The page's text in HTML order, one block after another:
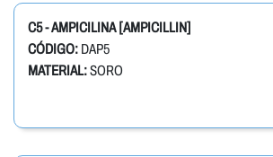
C5 - AMPICILINA [AMPICILLIN]
CÓDIGO: DAP5
MATERIAL:SORO